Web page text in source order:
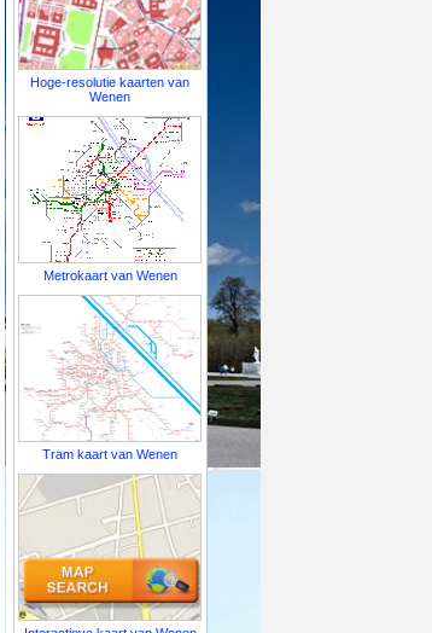
Hoge-resolutie kaarten van
Wenen
Metrokaart van Wenen
Tram kaart van Wenen